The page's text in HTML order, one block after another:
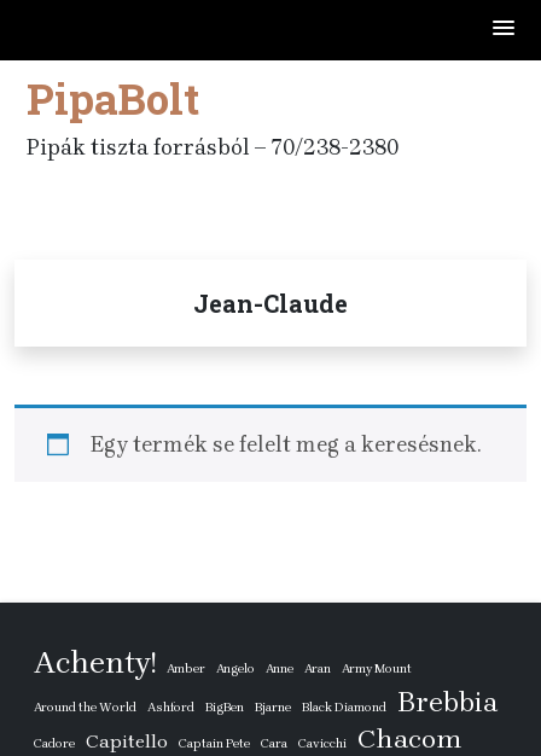
Skip
content
PipaBolt
Pipák tiszta forrásból – 70/238-2380
Jean-Claude
Egy termék se felelt meg a keresésnek.
Achenty! Amber Angelo Anne Aran Army Mount
Around the World Ashford BigBen Bjarne Black Diamond Brebbia
Cadore Capitello Captain Pete Cara Cavicchi Chacom